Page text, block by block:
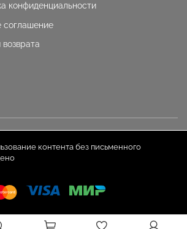
конфиденциальности
соглашение
контента без письменного